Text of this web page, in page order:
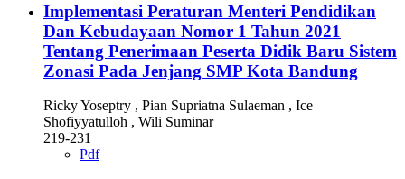
Implementasi Peraturan Menteri Pendidikan
Dan Kebudayaan Nomor 1 Tahun 2021
Tentang Penerimaan Peserta Didik Baru Sistem
Zonasi Pada Jenjang SMP Kota Bandung
Ricky Yoseptry , Pian Supriatna Sulaeman , Ice
Shofiyyatulloh , Wili Suminar
219-231
Pdf